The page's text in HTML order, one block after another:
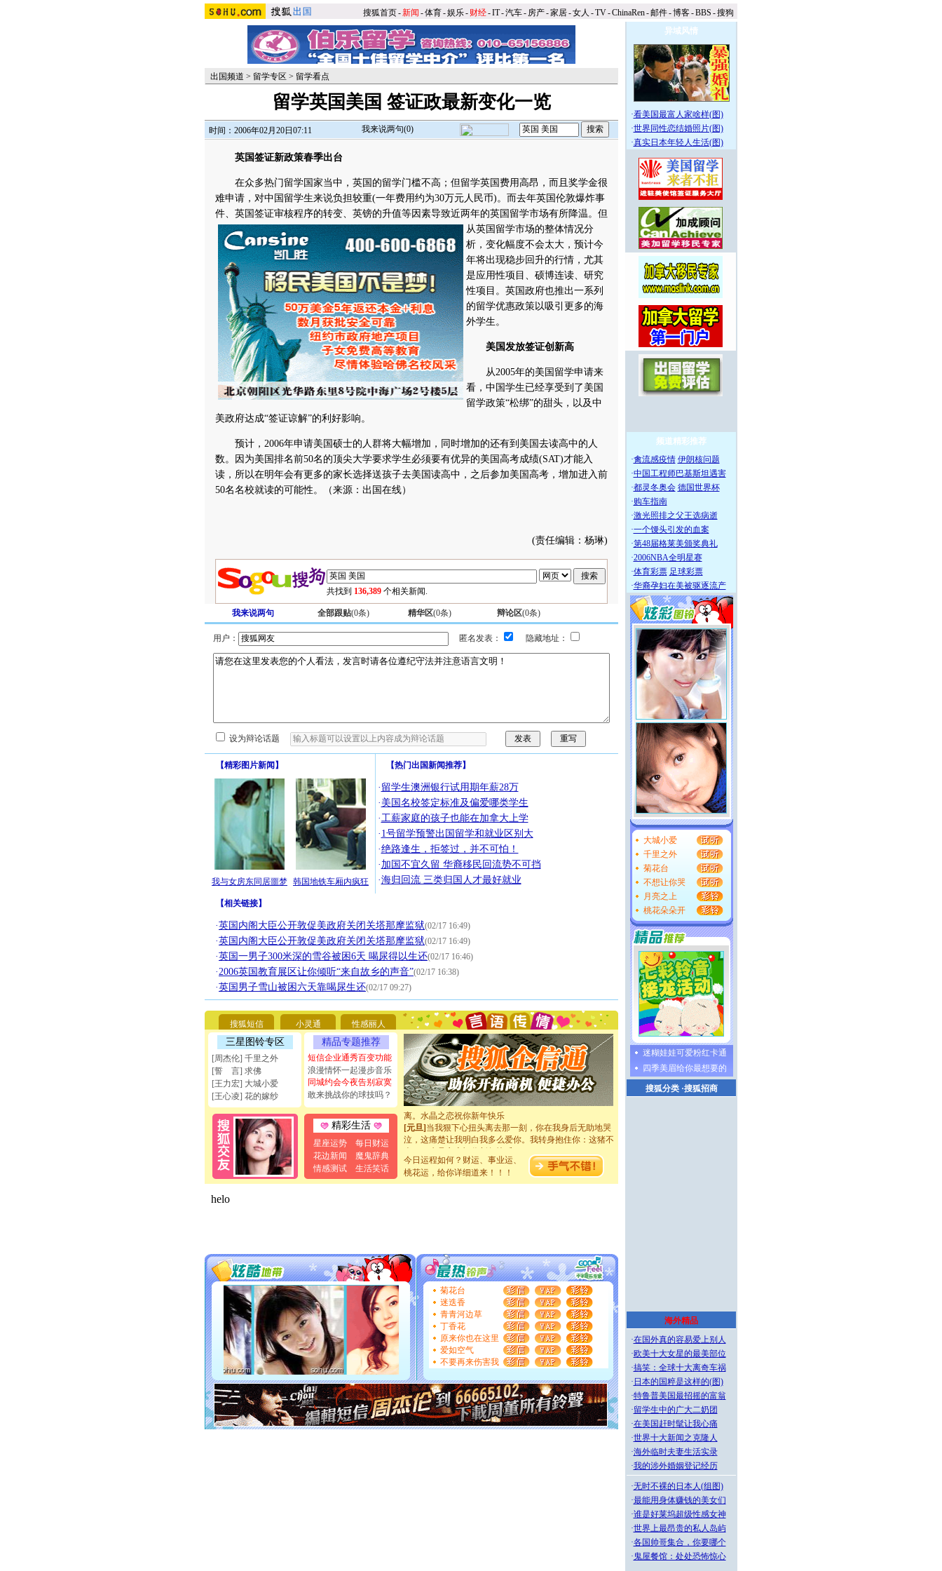
搜狐首页-新闻 -体育-娱乐- 财经-IT-汽车- 房产-家居-女人 -TV-ChinaRen-邮件-博客-BBS -搜狗
出国频道 > 留学专区 > 留学看点
留学英国美国 签证政最新变化一览
时间：2006年02月20日07:11 我来说两句(0)
英国签证新政策春季出台
在众多热门留学国家当中，英国的留学门槛不高；但留学英国费用高昂，而且奖学金很
难申请，对中国留学生来说负担较重(一年费用约为30万元人民币)。而去年英国伦敦爆炸事
件、英国签证审核程序的转变、英镑的升值等因素导致近两年的英国留学市场有所降温。 但
从英国留学市场的整体情况分
析，变化幅度不会太大，预计今
年将出现稳步回升的行情，尤其
是应用性项目、硕博连读、研究
性项目。英国政府也推出一系列
的留学优惠政策以吸引更多的海
外学生。
美国发放签证创新高
从2005年的美国留学申请来
看，中国学生已经享受到了美国
留学政策“松绑”的甜头，以及中
美政府达成“签证谅解”的利好影响。
预计，2006年申请美国硕士的人群将大幅增加，同时增加的还有到美国去读高中的人
数。因为美国排名前50名的顶尖大学要求学生必须要有优异的美国高考成绩(SAT)才能入
读，所以在明年会有更多的家长选择送孩子去美国读高中，之后参加美国高考，增加进入前
50名名校就读的可能性。（来源：出国在线）
(责任编辑：杨琳)
共找到 136,389 个相关新闻.
我来说两句 全部跟贴(0条) 精华区(0条) 辩论区(0条)
用户： 匿名发表： 隐藏地址：
设为辩论话题
【精彩图片新闻 】
我与女房东同居噩梦 韩国地铁车厢内疯狂
【热门出国新闻推荐】
· 留学生澳洲银行试用期年薪28万
· 美国名校签定标准及偏爱哪类学生
·工薪家庭的孩子也能在加拿大上学
· 1号留学预警出国留学和就业区别大
·绝路逢生，拒签过，并不可怕！
· 加国不宜久留 华裔移民回流势不可挡
·海归回流 三类归国人才最好就业
【相关链接】
·英国内阁大臣公开敦促美政府关闭关塔那摩监狱(02/17 16:49)
·英国内阁大臣公开敦促美政府关闭关塔那摩监狱(02/17 16:49)
·英国一男子300米深的雪谷被困6天 喝尿得以生还(02/17 16:46)
·2006英国教育展区让你倾听“来自故乡的声音”(02/17 16:38)
·英国男子雪山被困六天靠喝尿生还(02/17 09:27)
搜狐短信 小灵通 性感丽人
三星图铃专区
[周杰伦] 千里之外
[誓 言] 求佛
[王力宏] 大城小爱
[王心凌] 花的嫁纱
精品专题推荐
短信企业通秀百变功能
浪漫情怀一起漫步音乐
同城约会今夜告别寂寞
敢来挑战你的球技吗？
精彩生活
星座运势
每日财运
花边新闻
魔鬼辞典
情感测试
生活笑话
[圣诞节]圣诞节到了，想想没什么送给你的，又不打算给
你太多，只有给你五千万：千万快乐！千万要健康！千万
要平安！千万要知足！千万不要忘记我！
[圣诞节]
能正大光明地骚扰你,告诉你,圣诞要快乐!新年要快乐!天
天都要快乐噢!
[圣诞节]奉上一颗祝福的心,在这个特别的日子里,愿幸福,
如意,快乐,鲜花,一切美好的祝愿与你同在.圣诞快乐!
[元旦]看到你我会触电；看不到你我要充电；没有你我会
断电。爱你是我职业，想你是我事业，抱你是我特长，吻
你是我专业！水晶之恋祝你新年快乐
[元旦]如果上天让我许三个愿望，一是今生今世和你在一
起；二是再生再世和你在一起；三是三生三世和你不再分
离。水晶之恋祝你新年快乐
[元旦] 当我狠下心扭头离去那一刻，你在我身后无助地哭
泣，这痛楚让我明白我多么爱你。我转身抱住你：这猪不
卖了。水晶之恋祝你新年快乐。
[春节]风柔雨润好月圆，半岛铁盒伴身边，每日尽显开心
颜！冬去春来似水如烟，劳碌人生需尽欢！听一曲轻歌，
道一声平安！新年吉祥万事如愿
要平安！千万要知足！千万不要忘记我！
[圣诞节]不只这样的日子才会想起你,而是这样的日子才
能正大光明地骚扰你,告诉你,圣诞要快乐!新年要快乐!天
天都要快乐噢!
[圣诞节]奉上一颗祝福的心,在这个特别的日子里,愿幸福,
如意,快乐,鲜花,一切美好的祝愿与你同在.圣诞快乐!
[元旦]
看到你我会触电；看不到你我要充电；没有你我会
断电。爱你是我职业，想你是我事业，抱你是我特长，吻
你是我专业！水晶之恋祝你新年快乐
[元旦]
如果上天让我许三个愿望，一是今生今世和你在一
起；二是再生再世和你在一起；三是三生三世和你不再分
离。水晶之恋祝你新年快乐
[元旦]当我狠下心扭头离去那一刻，你在我身后无助地哭
泣，这痛楚让我明白我多么爱你。我转身抱住你：这猪不
卖了。水晶之恋祝你新年快乐。
[春节]风柔雨润好月圆，半岛铁盒伴身边，每日尽显开心
今日运程如何？财运、事业运、
桃花运，给你详细道来！！！
菊花台
迷迭香
青青河边草
丁香花
原来你也在这里
爱如空气
不要再来伤害我
异域风情
·看美国最富人家啥样(图)
·世界同性恋结婚照片(图)
·真实日本年轻人生活(图)
频道精彩推荐
·禽流感疫情 伊朗核问题
·中国工程师巴基斯坦遇害
·都灵冬奥会 德国世界杯
·购车指南
·激光照排之父王选病逝
·一个馒头引发的血案
·第48届格莱美颁奖典礼
·2006NBA全明星赛
·体育彩票 足球彩票
·华裔孕妇在美被驱逐流产
大城小爱
千里之外
菊花台
不想让你哭
月亮之上
桃花朵朵开
迷糊娃娃可爱粉红卡通
四季美眉给你最想要的
搜狐分类·搜狐招商
海外精品
·在国外真的容易爱上别人
·欧美十大女星的最美部位
·搞笑：全球十大离奇车祸
· 日本的国粹是这样的(图)
·特鲁普美国最招摇的富翁
·留学生中的广大二奶团
·在美国赶时髦让我心痛
·世界十大新闻之克隆人
·海外临时夫妻生活实录
·我的涉外婚姻登记经历
·无时不裸的日本人(组图)
·最能用身体赚钱的美女们
·谁是好莱坞超级性感女神
·世界上最昂贵的私人岛屿
·各国帅哥集合，你要哪个
· 鬼屋餐馆：处处恐怖惊心